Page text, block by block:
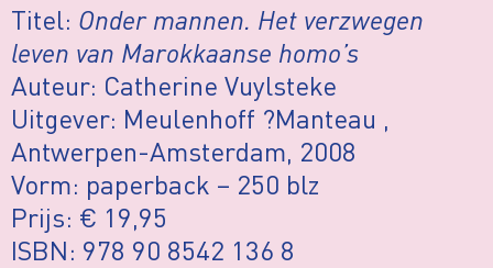
Titel: Onder mannen. Het verzwegen
leven van Marokkaanse homo’s
Auteur: Catherine Vuylsteke
Uitgever: Meulenhoff ?Manteau ,
Antwerpen-Amsterdam, 2008
Vorm: paperback – 250 blz
Prijs: € 19,95
ISBN: 978 90 8542 136 8